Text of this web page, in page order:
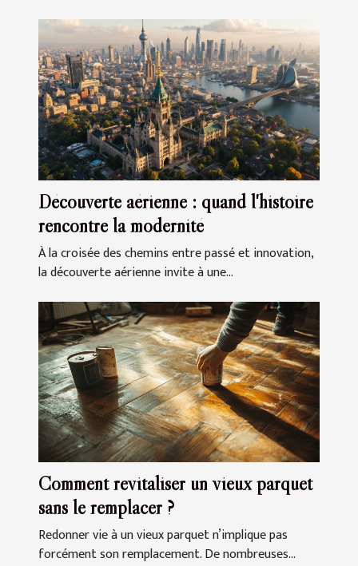
Découverte aérienne : quand l'histoire
rencontre la modernité
À la croisée des chemins entre passé et innovation,
la découverte aérienne invite à une...
Comment revitaliser un vieux parquet
sans le remplacer ?
Redonner vie à un vieux parquet n’implique pas
forcément son remplacement. De nombreuses...